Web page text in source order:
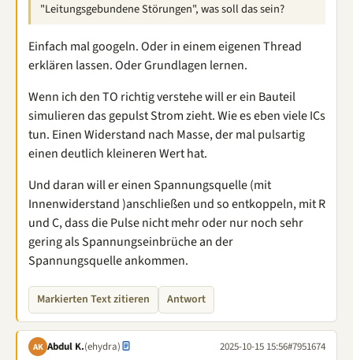
"Leitungsgebundene Störungen", was soll das sein?
Einfach mal googeln. Oder in einem eigenen Thread
erklären lassen. Oder Grundlagen lernen.
Wenn ich den TO richtig verstehe will er ein Bauteil
simulieren das gepulst Strom zieht. Wie es eben viele ICs
tun. Einen Widerstand nach Masse, der mal pulsartig
einen deutlich kleineren Wert hat.
Und daran will er einen Spannungsquelle (mit
Innenwiderstand )anschließen und so entkoppeln, mit R
und C, dass die Pulse nicht mehr oder nur noch sehr
gering als Spannungseinbrüche an der
Spannungsquelle ankommen.
Markierten Text zitieren Antwort
AK Abdul K.(ehydra) 2025-10-15 15:56#7951674